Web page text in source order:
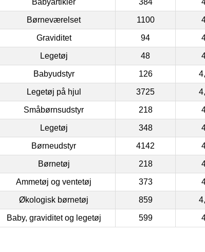
Børneværelset 1100
Graviditet 94
Legetøj 48
Babyudstyr 126
Legetøj på hjul 3725
Småbørnsudstyr 218
Legetøj 348
Børneudstyr 4142
Børnetøj 218
Ammetøj og ventetøj 373
Økologisk børnetøj 859
Baby, graviditet og legetøj 599